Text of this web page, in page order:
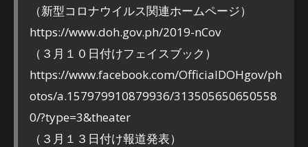
（新型コロナウイルス関連ホームページ）
https://www.doh.gov.ph/2019-nCov
（３月１０日付けフェイスブック）
https://www.facebook.com/OfficialDOHgov/ph
otos/a.157979910879936/313505650650558
0/?type=3&theater
（３月１３日付け報道発表）